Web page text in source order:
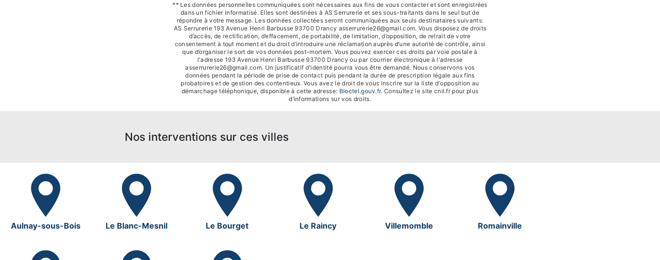
** Les données personnelles communiquées sont nécessaires aux fins de vous contacter et sont enregistrées
dans un fichier informatisé. Elles sont destinées à AS Serrurerie et ses sous-traitants dans le seul but de
répondre à votre message. Les données collectées seront communiquées aux seuls destinataires suivants:
AS Serrurerie 193 Avenue Henri Barbusse 93700 Drancy asserrurerie26@gmail.com. Vous disposez de droits
d’accès, de rectification, d’effacement, de portabilité, de limitation, d’opposition, de retrait de votre
consentement à tout moment et du droit d’introduire une réclamation auprès d’une autorité de contrôle, ainsi
que d’organiser le sort de vos données post-mortem. Vous pouvez exercer ces droits par voie postale à
l'adresse 193 Avenue Henri Barbusse 93700 Drancy ou par courrier électronique à l'adresse
asserrurerie26@gmail.com. Un justificatif d'identité pourra vous être demandé. Nous conservons vos
données pendant la période de prise de contact puis pendant la durée de prescription légale aux fins
probatoires et de gestion des contentieux. Vous avez le droit de vous inscrire sur la liste d'opposition au
démarchage téléphonique, disponible à cette adresse: Bloctel.gouv.fr. Consultez le site cnil.fr pour plus
d’informations sur vos droits.
Nos interventions sur ces villes
Aulnay-sous-Bois Le Blanc-Mesnil Le Bourget Le Raincy Villemomble Romainville